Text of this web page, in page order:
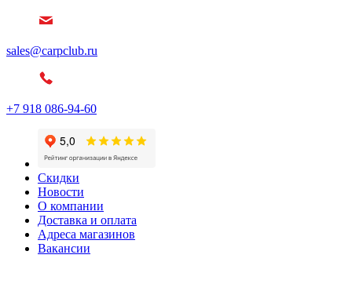
sales@carpclub.ru
+7 918 086-94-60
Скидки
Новости
О компании
Доставка и оплата
Адреса магазинов
Вакансии